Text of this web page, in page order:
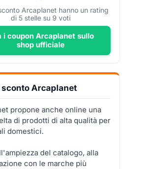
Arcaplanet hanno un rating
di 5 stelle su 9 voti
i coupon Arcaplanet sullo
shop ufficiale
Arcaplanet
propone anche online una
di prodotti di alta qualità per
domestici.
del catalogo, alla
con le marche più